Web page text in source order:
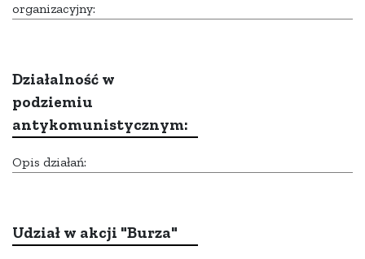
organizacyjny:
Działalność w
podziemiu
antykomunistycznym:
Opis działań:
Udział w akcji "Burza"